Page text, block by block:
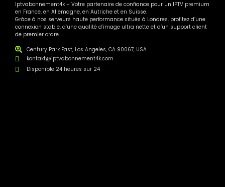
Iptvabonnement4k – Votre partenaire de confiance pour un IPTV premium
en France, en Allemagne, en Autriche et en Suisse.
Grâce à nos serveurs haute performance situés à Londres, profitez d’une
connexion stable, d’une qualité d’image ultra nette et d’un support client
de premier ordre.
Century Park East, Los Angeles, CA 90067, USA
kontakt@iptvabonnement4k.com
Disponible 24 heures sur 24